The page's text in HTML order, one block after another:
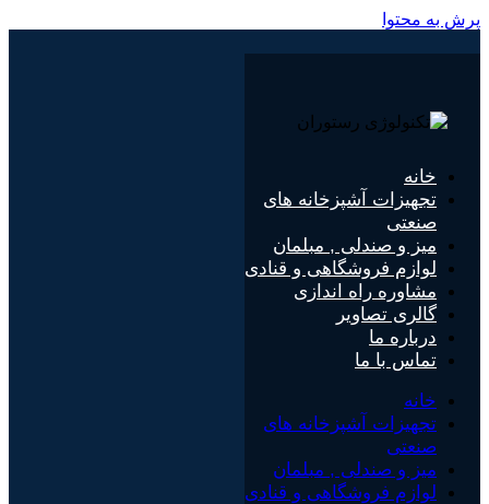
پرش به محتوا
خانه
تجهیزات آشپزخانه های
صنعتی
میز و صندلی , مبلمان
لوازم فروشگاهی و قنادی
مشاوره راه اندازی
گالری تصاویر
درباره ما
تماس با ما
خانه
تجهیزات آشپزخانه های
صنعتی
میز و صندلی , مبلمان
لوازم فروشگاهی و قنادی